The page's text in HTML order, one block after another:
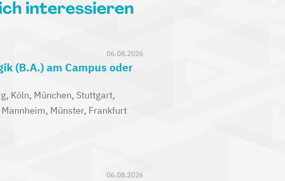
interessieren
06.08.2026
(B.A.) am Campus oder
Köln, München, Stuttgart,
Münster, Frankfurt
06.08.2026